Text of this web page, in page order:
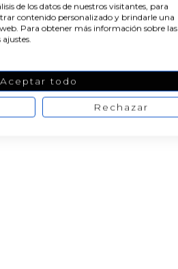
Colorante natural
enocianina
6,59 €
de los datos de nuestros visitantes, para
contenido personalizado y brindarle una
Para obtener más información sobre las
Aceptar todo
Rechazar